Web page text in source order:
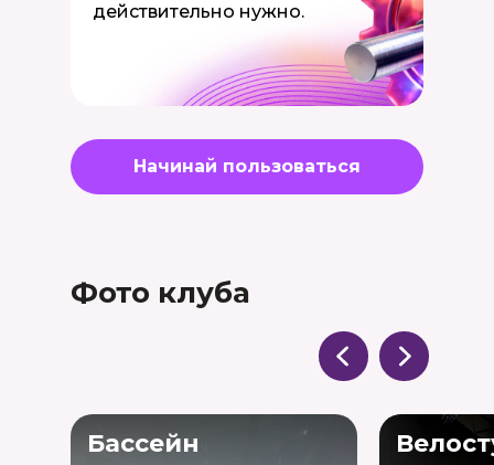
действительно нужно.
Начинай пользоваться
Фото клуба
Бассейн